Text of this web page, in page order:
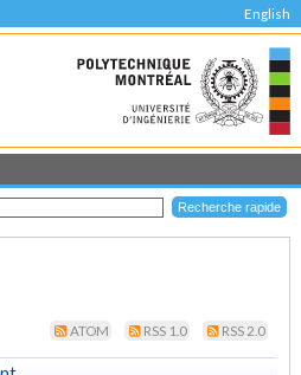
English
ATOM RSS 1.0 RSS 2.0